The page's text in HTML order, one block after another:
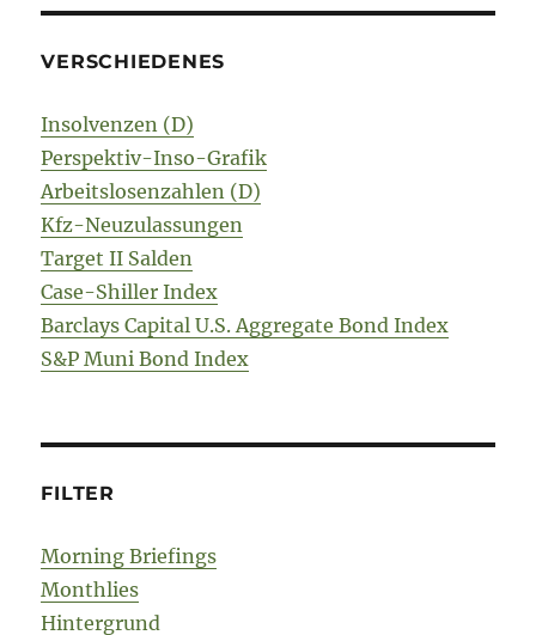
VERSCHIEDENES
Insolvenzen (D)
Perspektiv-Inso-Grafik
Arbeitslosenzahlen (D)
Kfz-Neuzulassungen
Target II Salden
Case-Shiller Index
Barclays Capital U.S. Aggregate Bond Index
S&P Muni Bond Index
FILTER
Morning Briefings
Monthlies
Hintergrund